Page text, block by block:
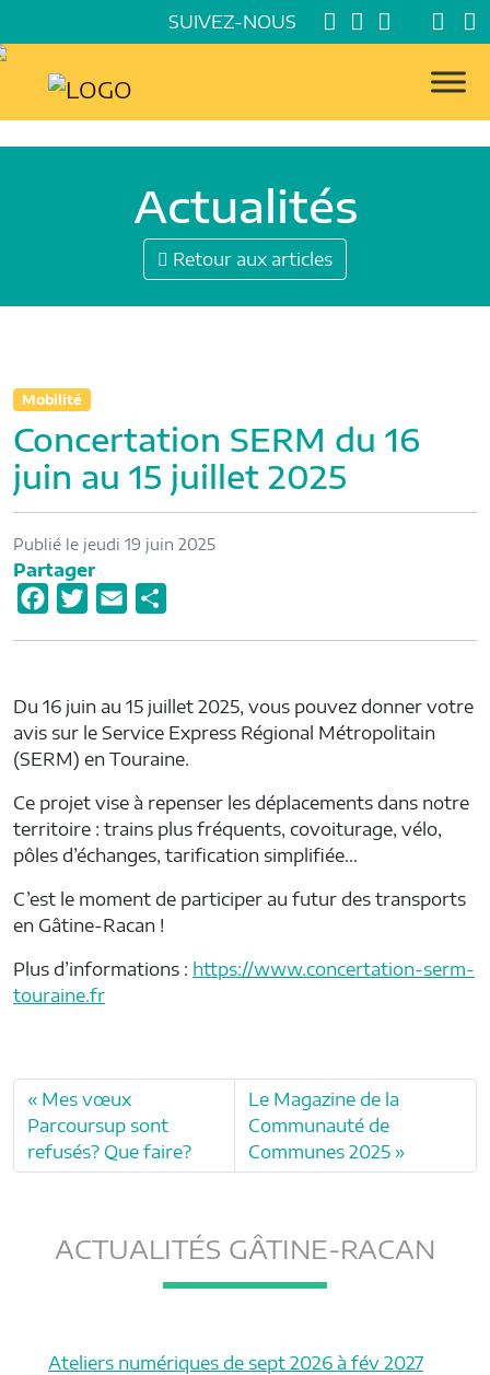
SUIVEZ-NOUS
Actualités
Retour aux articles
Mobilité
Concertation SERM du 16
juin au 15 juillet 2025
Publié le jeudi 19 juin 2025
Partager
b
o
k
t
e
l
a
g
r
Du 16 juin au 15 juillet 2025, vous pouvez donner votre
avis sur le Service Express Régional Métropolitain
(SERM) en Touraine.
Ce projet vise à repenser les déplacements dans notre
territoire : trains plus fréquents, covoiturage, vélo,
pôles d’échanges, tarification simplifiée…
C’est le moment de participer au futur des transports
en Gâtine-Racan !
Plus d’informations : https://www.concertation-serm-
touraine.fr
Mes vœux
Parcoursup sont
refusés? Que faire?
Le Magazine de la
Communauté de
Communes 2025
ACTUALITÉS GÂTINE-RACAN
Ateliers numériques de sept 2026 à fév 2027